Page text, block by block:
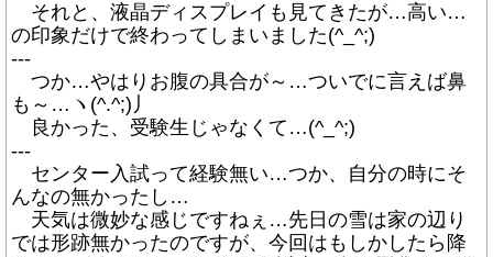
それと、液晶ディスプレイも見てきたが…高い…
の印象だけで終わってしまいました(^_^;)
---
つか…やはりお腹の具合が～…ついでに言えば鼻
も～…ヽ(^.^;)丿
良かった、受験生じゃなくて…(^_^;)
---
センター入試って経験無い…つか、自分の時にそ
んなの無かったし…
天気は微妙な感じですねぇ…先日の雪は家の辺り
では形跡無かったのですが、今回はもしかしたら降